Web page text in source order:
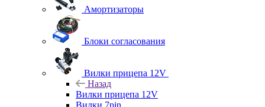
Амортизаторы
Блоки согласования
Вилки прицепа 12V
Назад
Вилки прицепа 12V
Вилки 7pin